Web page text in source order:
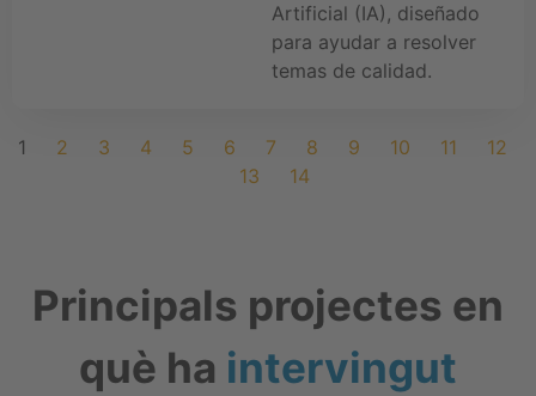
Artificial (IA), diseñado
para ayudar a resolver
temas de calidad.
1 2 3 4 5 6 7 8 9 10 11
12
13
14
Principals projectes en
què ha intervingut